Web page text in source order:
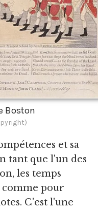
Boston
et sa
tant que l'un des
les temps
comme pour
C'est l'une